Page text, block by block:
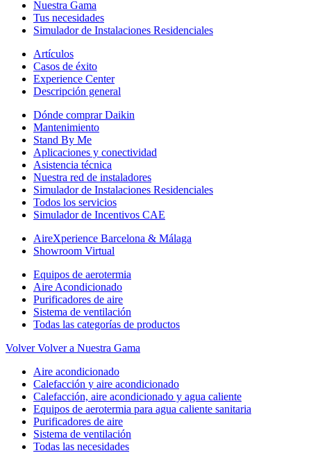
Nuestra Gama
Tus necesidades
Simulador de Instalaciones Residenciales
Artículos
Casos de éxito
Experience Center
Descripción general
Dónde comprar Daikin
Mantenimiento
Stand By Me
Aplicaciones y conectividad
Asistencia técnica
Nuestra red de instaladores
Simulador de Instalaciones Residenciales
Todos los servicios
Simulador de Incentivos CAE
AireXperience Barcelona & Málaga
Showroom Virtual
Equipos de aerotermia
Aire Acondicionado
Purificadores de aire
Sistema de ventilación
Todas las categorías de productos
Volver Volver a Nuestra Gama
Aire acondicionado
Calefacción y aire acondicionado
Calefacción, aire acondicionado y agua caliente
Equipos de aerotermia para agua caliente sanitaria
Purificadores de aire
Sistema de ventilación
Todas las necesidades